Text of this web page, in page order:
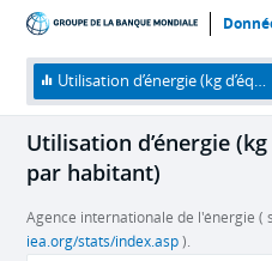
Accueil Économies Thèmes
Utilisation d’énergie (kg d’équivalent pétrole par habitant)
Utilisation d’énergie
par habitant)
Agence internationale de l'énergie (
iea.org/stats/index.asp ).